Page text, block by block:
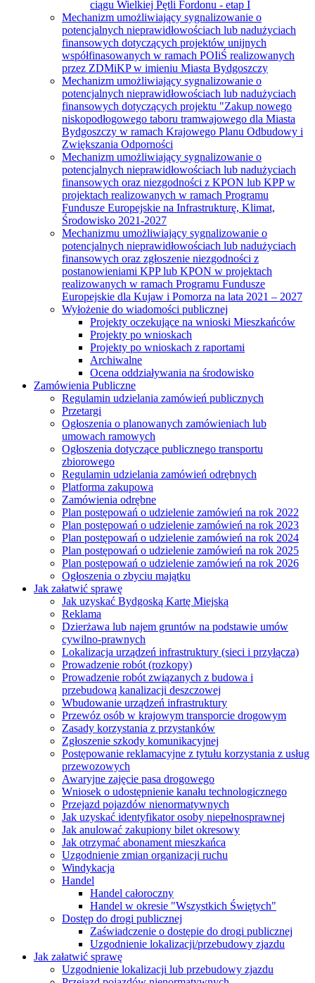
ciągu Wielkiej Pętli Fordonu - etap I
Mechanizm umożliwiający sygnalizowanie o
potencjalnych nieprawidłowościach lub nadużyciach
finansowych dotyczących projektów unijnych
współfinasowanych w ramach POIiŚ realizowanych
przez ZDMiKP w imieniu Miasta Bydgoszczy
Mechanizm umożliwiający sygnalizowanie o
potencjalnych nieprawidłowościach lub nadużyciach
finansowych dotyczących projektu "Zakup nowego
niskopodłogowego taboru tramwajowego dla Miasta
Bydgoszczy w ramach Krajowego Planu Odbudowy i
Zwiększania Odporności
Mechanizm umożliwiający sygnalizowanie o
potencjalnych nieprawidłowościach lub nadużyciach
finansowych oraz niezgodności z KPON lub KPP w
projektach realizowanych w ramach Programu
Fundusze Europejskie na Infrastrukturę, Klimat,
Środowisko 2021-2027
Mechanizmu umożliwiający sygnalizowanie o
potencjalnych nieprawidłowościach lub nadużyciach
finansowych oraz zgłoszenie niezgodności z
postanowieniami KPP lub KPON w projektach
realizowanych w ramach Programu Fundusze
Europejskie dla Kujaw i Pomorza na lata 2021 – 2027
Wyłożenie do wiadomości publicznej
Projekty oczekujące na wnioski Mieszkańców
Projekty po wnioskach
Projekty po wnioskach z raportami
Archiwalne
Ocena oddziaływania na środowisko
Zamówienia Publiczne
Regulamin udzielania zamówień publicznych
Przetargi
Ogłoszenia o planowanych zamówieniach lub
umowach ramowych
Ogłoszenia dotyczące publicznego transportu
zbiorowego
Regulamin udzielania zamówień odrębnych
Platforma zakupowa
Zamówienia odrębne
Plan postępowań o udzielenie zamówień na rok 2022
Plan postępowań o udzielenie zamówień na rok 2023
Plan postępowań o udzielenie zamówień na rok 2024
Plan postępowań o udzielenie zamówień na rok 2025
Plan postępowań o udzielenie zamówień na rok 2026
Ogłoszenia o zbyciu majątku
Jak załatwić sprawę
Jak uzyskać Bydgoską Kartę Miejską
Reklama
Dzierżawa lub najem gruntów na podstawie umów
cywilno-prawnych
Lokalizacja urządzeń infrastruktury (sieci i przyłącza)
Prowadzenie robót (rozkopy)
Prowadzenie robót związanych z budowa i
przebudową kanalizacji deszczowej
Wbudowanie urządzeń infrastruktury
Przewóz osób w krajowym transporcie drogowym
Zasady korzystania z przystanków
Zgłoszenie szkody komunikacyjnej
Postępowanie reklamacyjne z tytułu korzystania z usług
przewozowych
Awaryjne zajęcie pasa drogowego
Wniosek o udostępnienie kanału technologicznego
Przejazd pojazdów nienormatywnych
Jak uzyskać identyfikator osoby niepełnosprawnej
Jak anulować zakupiony bilet okresowy
Jak otrzymać abonament mieszkańca
Uzgodnienie zmian organizacji ruchu
Windykacja
Handel
Handel całoroczny
Handel w okresie "Wszystkich Świętych"
Dostęp do drogi publicznej
Zaświadczenie o dostępie do drogi publicznej
Uzgodnienie lokalizacji/przebudowy zjazdu
Jak załatwić sprawę
Uzgodnienie lokalizacji lub przebudowy zjazdu